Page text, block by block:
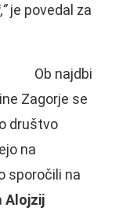
je povedal za
Ob najdbi
Zagorje se
društvo
na
sporočili na
Alojzij